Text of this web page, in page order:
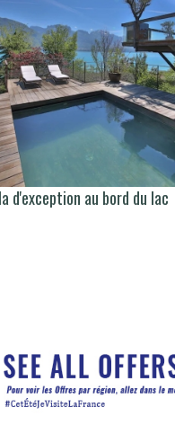
d'exception au bord du lac